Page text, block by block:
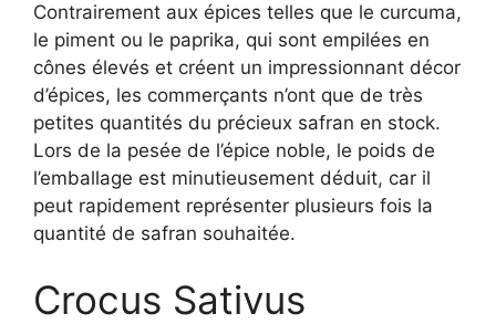
Contrairement aux épices telles que le curcuma,
le piment ou le paprika, qui sont empilées en
cônes élevés et créent un impressionnant décor
d’épices, les commerçants n’ont que de très
petites quantités du précieux safran en stock.
Lors de la pesée de l’épice noble, le poids de
l’emballage est minutieusement déduit, car il
peut rapidement représenter plusieurs fois la
quantité de safran souhaitée.
Crocus Sativus